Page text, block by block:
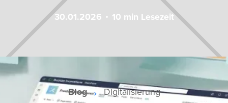
30.01.2026 10 min Lesezeit
Blog
Digitalisierung